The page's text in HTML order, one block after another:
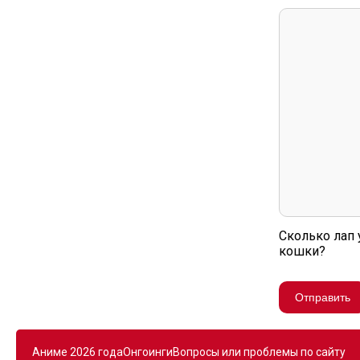
Сколько лап
кошки?
Отправить
Аниме 2026 годаОнгоингиВопросы или проблемы по сайту